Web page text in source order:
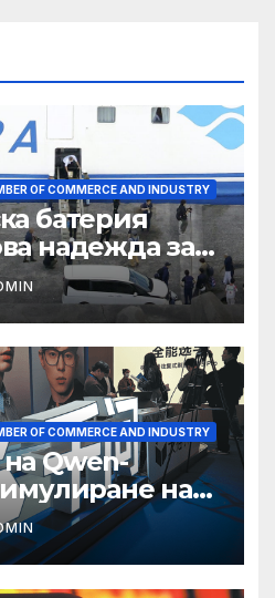
OF COMMERCE AND INDUSTRY
батерия
надежда за
водород
OF COMMERCE AND INDUSTRY
Qwen-
на
618